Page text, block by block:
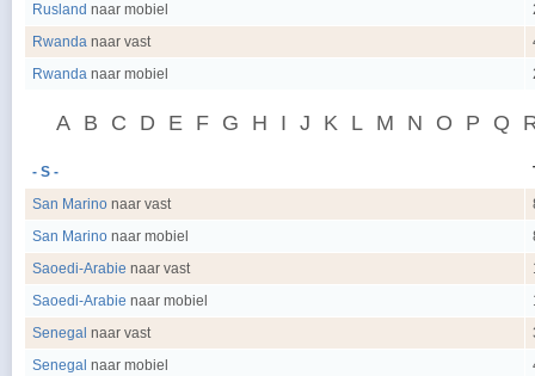
Rusland naar mobiel
Rwanda naar vast
Rwanda naar mobiel
A B C D E F G H I J K L M N O P Q
- S -
San Marino naar vast
San Marino naar mobiel
Saoedi-Arabie naar vast
Saoedi-Arabie naar mobiel
Senegal naar vast
Senegal naar mobiel